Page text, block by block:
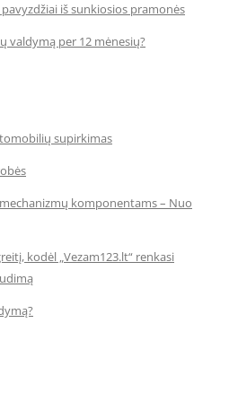
iš sunkiosios pramonės
valdymą per 12 mėnesių?
supirkimas
komponentams – Nuo
kodėl „Vezam123.lt“ renkasi